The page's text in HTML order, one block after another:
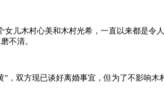
儿木村心美和木村光希，一直以来都是
不清。
，双方现已谈好离婚事宜，但为了不影响